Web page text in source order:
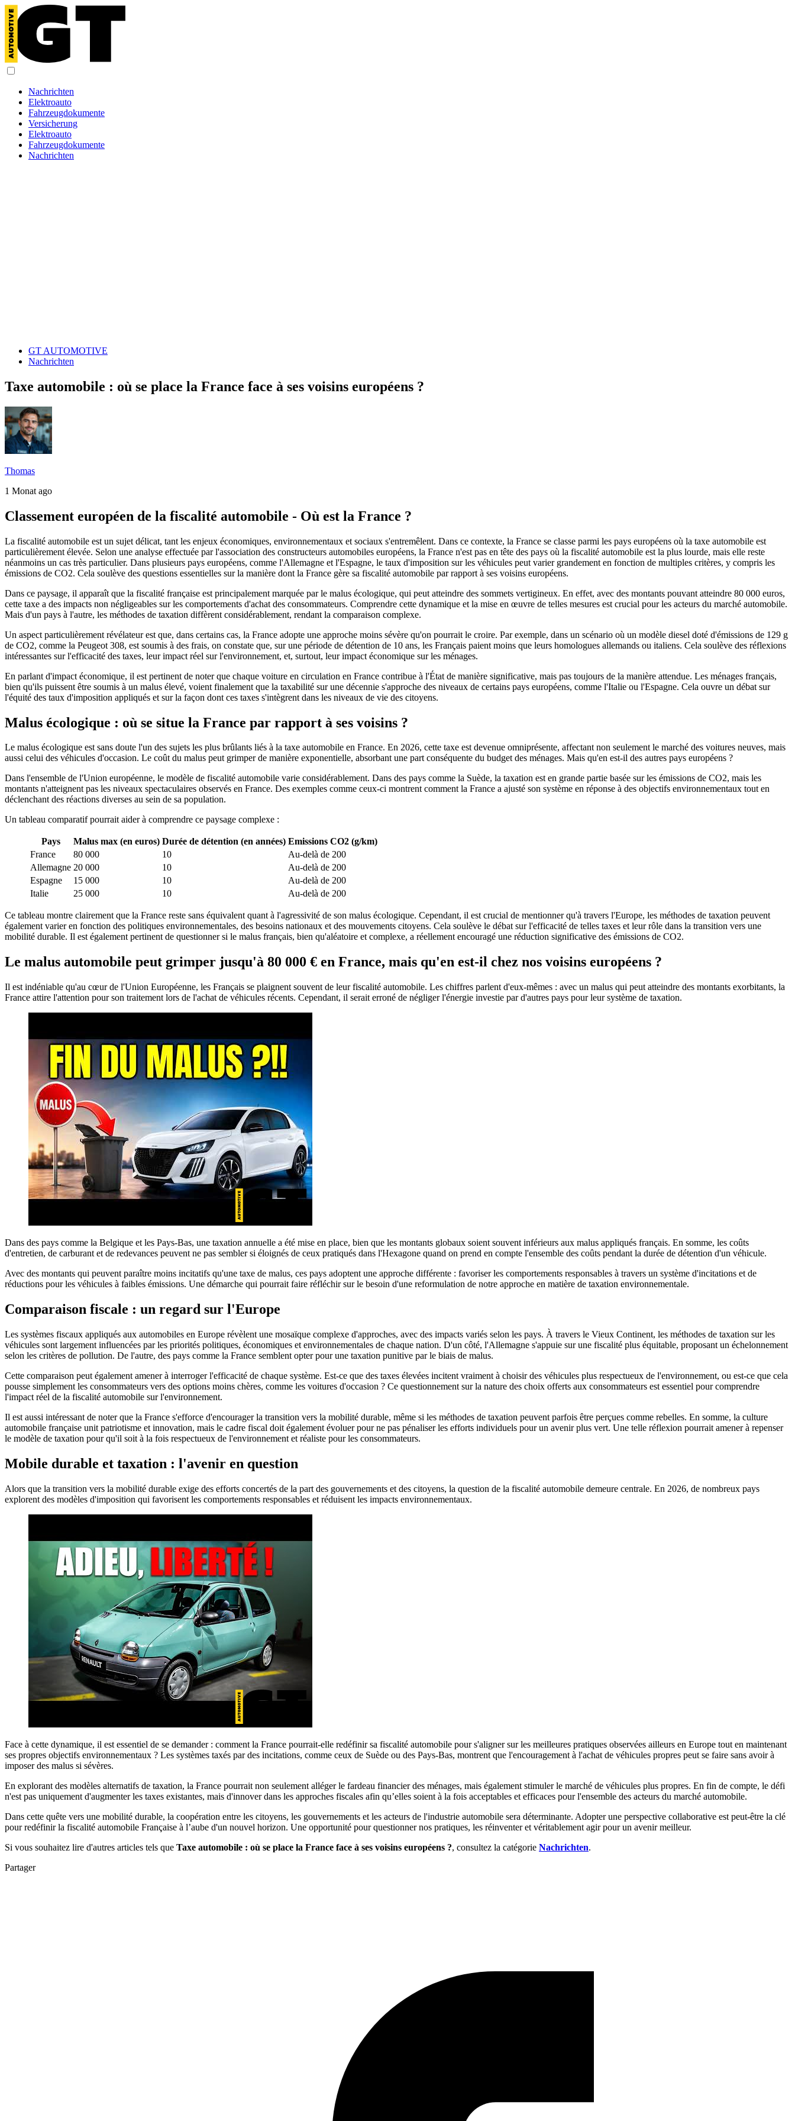
Nachrichten
Elektroauto
Fahrzeugdokumente
Versicherung
Elektroauto
Fahrzeugdokumente
Nachrichten
GT AUTOMOTIVE
Nachrichten
Taxe automobile : où se place la France face à ses voisins européens ?
Thomas
1 Monat ago
Classement européen de la fiscalité automobile - Où est la France ?
La fiscalité automobile est un sujet délicat, tant les enjeux économiques, environnementaux et sociaux s'entremêlent. Dans ce contexte, la France se classe parmi les pays européens où la taxe automobile est
particulièrement élevée. Selon une analyse effectuée par l'association des constructeurs automobiles européens, la France n'est pas en tête des pays où la fiscalité automobile est la plus lourde, mais elle reste
néanmoins un cas très particulier. Dans plusieurs pays européens, comme l'Allemagne et l'Espagne, le taux d'imposition sur les véhicules peut varier grandement en fonction de multiples critères, y compris les
émissions de CO2. Cela soulève des questions essentielles sur la manière dont la France gère sa fiscalité automobile par rapport à ses voisins européens.
Dans ce paysage, il apparaît que la fiscalité française est principalement marquée par le malus écologique, qui peut atteindre des sommets vertigineux. En effet, avec des montants pouvant atteindre 80 000 euros,
cette taxe a des impacts non négligeables sur les comportements d'achat des consommateurs. Comprendre cette dynamique et la mise en œuvre de telles mesures est crucial pour les acteurs du marché automobile.
Mais d'un pays à l'autre, les méthodes de taxation diffèrent considérablement, rendant la comparaison complexe.
Un aspect particulièrement révélateur est que, dans certains cas, la France adopte une approche moins sévère qu'on pourrait le croire. Par exemple, dans un scénario où un modèle diesel doté d'émissions de 129 g
de CO2, comme la Peugeot 308, est soumis à des frais, on constate que, sur une période de détention de 10 ans, les Français paient moins que leurs homologues allemands ou italiens. Cela soulève des réflexions
intéressantes sur l'efficacité des taxes, leur impact réel sur l'environnement, et, surtout, leur impact économique sur les ménages.
En parlant d'impact économique, il est pertinent de noter que chaque voiture en circulation en France contribue à l'État de manière significative, mais pas toujours de la manière attendue. Les ménages français,
bien qu'ils puissent être soumis à un malus élevé, voient finalement que la taxabilité sur une décennie s'approche des niveaux de certains pays européens, comme l'Italie ou l'Espagne. Cela ouvre un débat sur
l'équité des taux d'imposition appliqués et sur la façon dont ces taxes s'intègrent dans les niveaux de vie des citoyens.
Malus écologique : où se situe la France par rapport à ses voisins ?
Le malus écologique est sans doute l'un des sujets les plus brûlants liés à la taxe automobile en France. En 2026, cette taxe est devenue omniprésente, affectant non seulement le marché des voitures neuves, mais
aussi celui des véhicules d'occasion. Le coût du malus peut grimper de manière exponentielle, absorbant une part conséquente du budget des ménages. Mais qu'en est-il des autres pays européens ?
Dans l'ensemble de l'Union européenne, le modèle de fiscalité automobile varie considérablement. Dans des pays comme la Suède, la taxation est en grande partie basée sur les émissions de CO2, mais les
montants n'atteignent pas les niveaux spectaculaires observés en France. Des exemples comme ceux-ci montrent comment la France a ajusté son système en réponse à des objectifs environnementaux tout en
déclenchant des réactions diverses au sein de sa population.
Un tableau comparatif pourrait aider à comprendre ce paysage complexe :
Pays Malus max (en euros) Durée de détention (en années) Emissions CO2 (g/km)
France
80 000 10
Au-delà de 200
Allemagne 20 000 10
Au-delà de 200
Espagne
15 000 10
Au-delà de 200
Italie
25 000 10 Au-delà de 200
Ce tableau montre clairement que la France reste sans équivalent quant à l'agressivité de son malus écologique. Cependant, il est crucial de mentionner qu'à travers l'Europe, les méthodes de taxation peuvent
également varier en fonction des politiques environnementales, des besoins nationaux et des mouvements citoyens. Cela soulève le débat sur l'efficacité de telles taxes et leur rôle dans la transition vers une
mobilité durable. Il est également pertinent de questionner si le malus français, bien qu'aléatoire et complexe, a réellement encouragé une réduction significative des émissions de CO2.
Le malus automobile peut grimper jusqu'à 80 000 € en France, mais qu'en est-il chez nos voisins européens ?
Il est indéniable qu'au cœur de l'Union Européenne, les Français se plaignent souvent de leur fiscalité automobile. Les chiffres parlent d'eux-mêmes : avec un malus qui peut atteindre des montants exorbitants, la
France attire l'attention pour son traitement lors de l'achat de véhicules récents. Cependant, il serait erroné de négliger l'énergie investie par d'autres pays pour leur système de taxation.
Dans des pays comme la Belgique et les Pays-Bas, une taxation annuelle a été mise en place, bien que les montants globaux soient souvent inférieurs aux malus appliqués français. En somme, les coûts
d'entretien, de carburant et de redevances peuvent ne pas sembler si éloignés de ceux pratiqués dans l'Hexagone quand on prend en compte l'ensemble des coûts pendant la durée de détention d'un véhicule.
Avec des montants qui peuvent paraître moins incitatifs qu'une taxe de malus, ces pays adoptent une approche différente : favoriser les comportements responsables à travers un système d'incitations et de
réductions pour les véhicules à faibles émissions. Une démarche qui pourrait faire réfléchir sur le besoin d'une reformulation de notre approche en matière de taxation environnementale.
Comparaison fiscale : un regard sur l'Europe
Les systèmes fiscaux appliqués aux automobiles en Europe révèlent une mosaïque complexe d'approches, avec des impacts variés selon les pays. À travers le Vieux Continent, les méthodes de taxation sur les
véhicules sont largement influencées par les priorités politiques, économiques et environnementales de chaque nation. D'un côté, l'Allemagne s'appuie sur une fiscalité plus équitable, proposant un échelonnement
selon les critères de pollution. De l'autre, des pays comme la France semblent opter pour une taxation punitive par le biais de malus.
Cette comparaison peut également amener à interroger l'efficacité de chaque système. Est-ce que des taxes élevées incitent vraiment à choisir des véhicules plus respectueux de l'environnement, ou est-ce que cela
pousse simplement les consommateurs vers des options moins chères, comme les voitures d'occasion ? Ce questionnement sur la nature des choix offerts aux consommateurs est essentiel pour comprendre
l'impact réel de la fiscalité automobile sur l'environnement.
Il est aussi intéressant de noter que la France s'efforce d'encourager la transition vers la mobilité durable, même si les méthodes de taxation peuvent parfois être perçues comme rebelles. En somme, la culture
automobile française unit patriotisme et innovation, mais le cadre fiscal doit également évoluer pour ne pas pénaliser les efforts individuels pour un avenir plus vert. Une telle réflexion pourrait amener à repenser
le modèle de taxation pour qu'il soit à la fois respectueux de l'environnement et réaliste pour les consommateurs.
Mobile durable et taxation : l'avenir en question
Alors que la transition vers la mobilité durable exige des efforts concertés de la part des gouvernements et des citoyens, la question de la fiscalité automobile demeure centrale. En 2026, de nombreux pays
explorent des modèles d'imposition qui favorisent les comportements responsables et réduisent les impacts environnementaux.
Face à cette dynamique, il est essentiel de se demander : comment la France pourrait-elle redéfinir sa fiscalité automobile pour s'aligner sur les meilleures pratiques observées ailleurs en Europe tout en maintenant
ses propres objectifs environnementaux ? Les systèmes taxés par des incitations, comme ceux de Suède ou des Pays-Bas, montrent que l'encouragement à l'achat de véhicules propres peut se faire sans avoir à
imposer des malus si sévères.
En explorant des modèles alternatifs de taxation, la France pourrait non seulement alléger le fardeau financier des ménages, mais également stimuler le marché de véhicules plus propres. En fin de compte, le défi
n'est pas uniquement d'augmenter les taxes existantes, mais d'innover dans les approches fiscales afin qu’elles soient à la fois acceptables et efficaces pour l'ensemble des acteurs du marché automobile.
Dans cette quête vers une mobilité durable, la coopération entre les citoyens, les gouvernements et les acteurs de l'industrie automobile sera déterminante. Adopter une perspective collaborative est peut-être la clé
pour redéfinir la fiscalité automobile Française à l’aube d'un nouvel horizon. Une opportunité pour questionner nos pratiques, les réinventer et véritablement agir pour un avenir meilleur.
Si vous souhaitez lire d'autres articles tels que Taxe automobile : où se place la France face à ses voisins européens ?, consultez la catégorie Nachrichten.
Partager